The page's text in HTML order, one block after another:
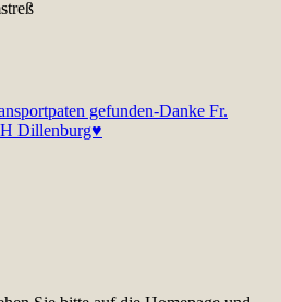
gefunden-Danke Fr.
Dillenburg♥